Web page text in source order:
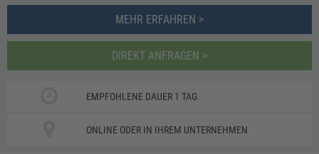
MEHR ERFAHREN >
DIREKT ANFRAGEN >
EMPFOHLENE DAUER 1 TAG
ONLINE ODER IN IHREM UNTERNEHMEN